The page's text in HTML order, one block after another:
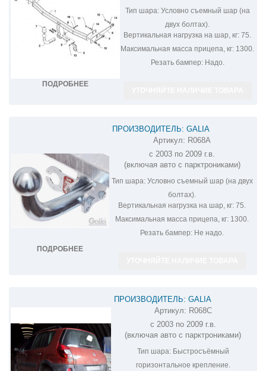
ПОДРОБНЕЕ
Тип шара:Условно съемный шар (на
двух болтах).
Вертикальная нагрузка на шар, кг: 75.
Максимальная масса прицепа, кг: 1300.
Резать бампер:Надо.
ПОДРОБНЕЕ
ПРОИЗВОДИТЕЛЬ: GALIA
ОЦИНКОВАННЫЙ ФАРКОП НА RENAULT
SCENIC 2 R068A
Артикул: R068A
с 2003 по 2009 г.в.
(включая авто с парктрониками)
Тип шара:Условно съемный шар (на двух
болтах).
Вертикальная нагрузка на шар, кг: 75.
Максимальная масса прицепа, кг: 1300.
Резать бампер: Не надо.
ПРОИЗВОДИТЕЛЬ: GALIA
ОЦИНКОВАННЫЙ ФАРКОП НА
RENAULT SCENIC R068C
Артикул: R068C
с 2003 по 2009 г.в.
(включая авто с парктрониками)
Тип шара:Быстросъёмный
горизонтальное крепление.